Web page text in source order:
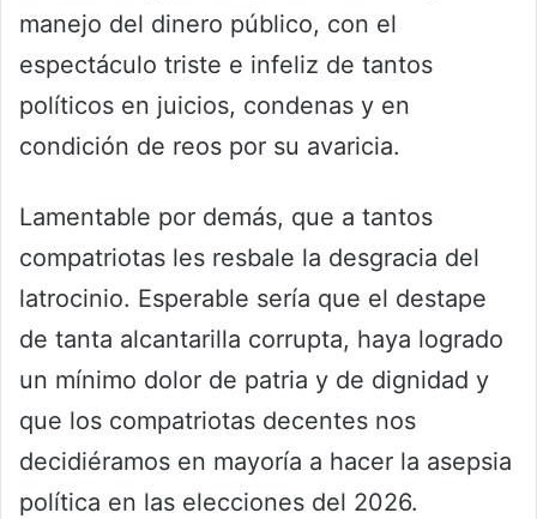
manejo del dinero público, con el
espectáculo triste e infeliz de tantos
políticos en juicios, condenas y en
condición de reos por su avaricia.
Lamentable por demás, que a tantos
compatriotas les resbale la desgracia del
latrocinio. Esperable sería que el destape
de tanta alcantarilla corrupta, haya logrado
un mínimo dolor de patria y de dignidad y
que los compatriotas decentes nos
decidiéramos en mayoría a hacer la asepsia
política en las elecciones del 2026.